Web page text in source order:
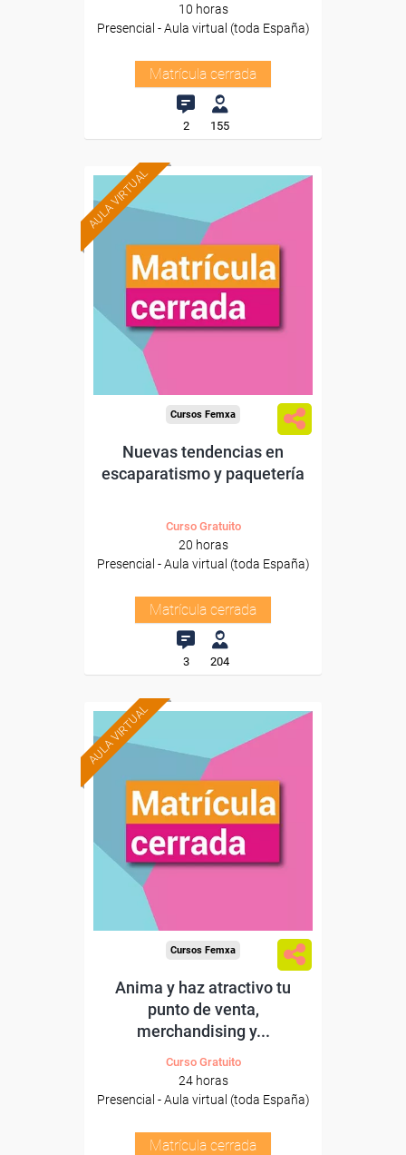
10 horas
Presencial - Aula virtual (toda España)
Matrícula cerrada
2 155
AULA VIRTUAL
Cursos Femxa
Nuevas tendencias en
escaparatismo y paquetería
Curso Gratuito
20 horas
Presencial - Aula virtual (toda España)
Matrícula cerrada
3 204
AULA VIRTUAL
Cursos Femxa
Anima y haz atractivo tu
punto de venta,
merchandising y...
Curso Gratuito
24 horas
Presencial - Aula virtual (toda España)
Matrícula cerrada